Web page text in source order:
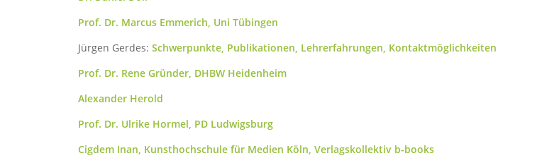
Prof. Dr. Marcus Emmerich, Uni Tübingen
Jürgen Gerdes: Schwerpunkte, Publikationen, Lehrerfahrungen, Kontaktmöglichkeiten
Prof. Dr. Rene Gründer, DHBW Heidenheim
Alexander Herold
Prof. Dr. Ulrike Hormel, PD Ludwigsburg
Cigdem Inan, Kunsthochschule für Medien Köln, Verlagskollektiv b-books